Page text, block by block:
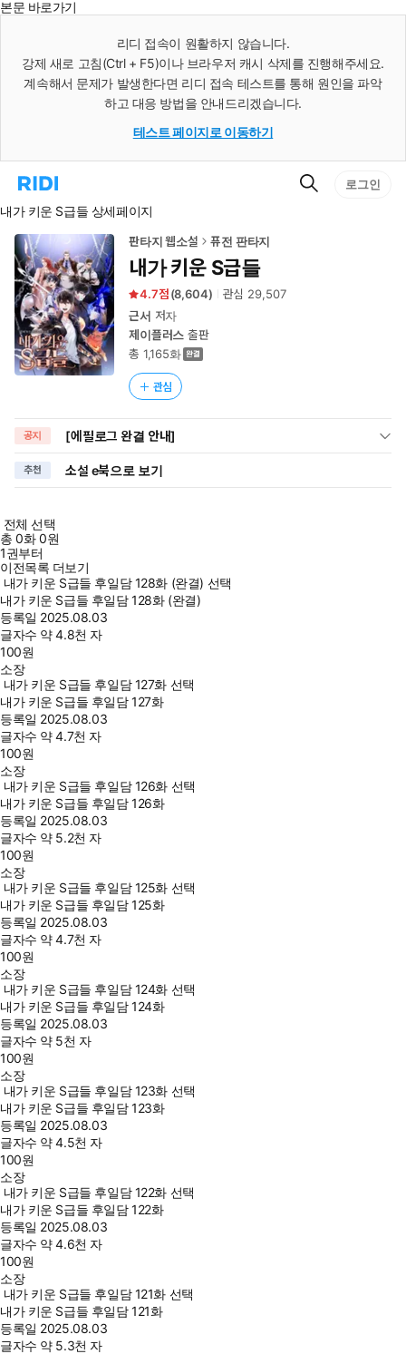
본문 바로가기
리디 접속이 원활하지 않습니다.
강제 새로 고침(Ctrl + F5)이나 브라우저 캐시 삭제를 진행해주세요.
계속해서 문제가 발생한다면 리디 접속 테스트를 통해 원인을 파악
하고 대응 방법을 안내드리겠습니다.
테스트 페이지로 이동하기
리
홈
로
이
동
검
로그인
내가 키운 S급들 상세페이지
판타지 웹소설 퓨전 판타지
내가 키운 S급들
4.7 (8,604) 관심 29,507
근서 저자
제이플러스 출판
총 1,165화
관심
공지 [에필로그 완결 안내]
추천 소설 e북으로 보기
전체 선택
총0화0원
1권부터
이전목록 더보기
내가 키운 S급들 후일담 128화 (완결) 선택
내가 키운 S급들 후일담 128화 (완결)
등록일 2025.08.03
글자수 약 4.8천 자
100원
소장
내가 키운 S급들 후일담 127화 선택
내가 키운 S급들 후일담 127화
등록일 2025.08.03
글자수 약 4.7천 자
100원
소장
내가 키운 S급들 후일담 126화 선택
내가 키운 S급들 후일담 126화
등록일 2025.08.03
글자수 약 5.2천 자
100원
소장
내가 키운 S급들 후일담 125화 선택
내가 키운 S급들 후일담 125화
등록일 2025.08.03
글자수 약 4.7천 자
100원
소장
내가 키운 S급들 후일담 124화 선택
내가 키운 S급들 후일담 124화
등록일 2025.08.03
글자수 약 5천 자
100원
소장
내가 키운 S급들 후일담 123화 선택
내가 키운 S급들 후일담 123화
등록일 2025.08.03
글자수 약 4.5천 자
100원
소장
내가 키운 S급들 후일담 122화 선택
내가 키운 S급들 후일담 122화
등록일 2025.08.03
글자수 약 4.6천 자
100원
소장
내가 키운 S급들 후일담 121화 선택
내가 키운 S급들 후일담 121화
등록일 2025.08.03
글자수 약 5.3천 자